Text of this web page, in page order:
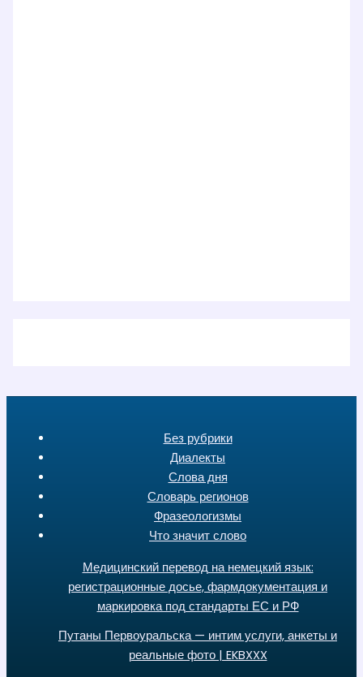
Без рубрики
Диалекты
Слова дня
Словарь регионов
Фразеологизмы
Что значит слово
Медицинский перевод на немецкий язык:
регистрационные досье, фармдокументация и
маркировка под стандарты ЕС и РФ
Путаны Первоуральска — интим услуги, анкеты и
реальные фото | EKBXXX